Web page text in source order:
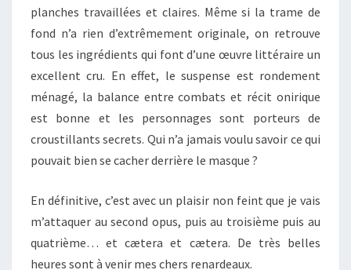
planches travaillées et claires. Même si la trame de
fond n’a rien d’extrêmement originale, on retrouve
tous les ingrédients qui font d’une œuvre littéraire un
excellent cru. En effet, le suspense est rondement
ménagé, la balance entre combats et récit onirique
est bonne et les personnages sont porteurs de
croustillants secrets. Qui n’a jamais voulu savoir ce qui
pouvait bien se cacher derrière le masque ?
En définitive, c’est avec un plaisir non feint que je vais
m’attaquer au second opus, puis au troisième puis au
quatrième… et cætera et cætera. De très belles
heures sont à venir mes chers renardeaux.